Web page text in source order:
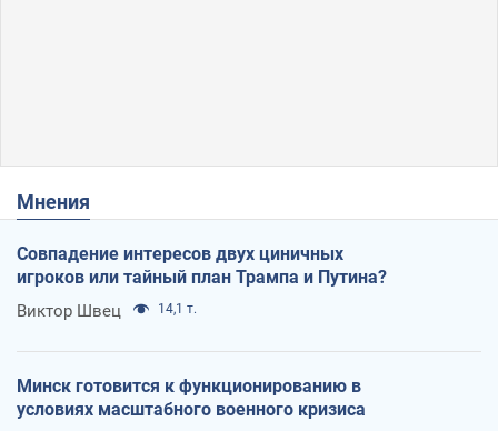
Мнения
Совпадение интересов двух циничных
игроков или тайный план Трампа и Путина?
Виктор Швец 14,1 т.
Минск готовится к функционированию в
условиях масштабного военного кризиса